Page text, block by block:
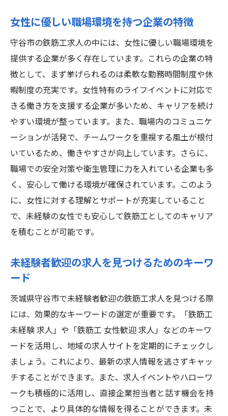
長期的なキャリアビジョンの描き方
守谷市での鉄筋工の将来性
女性歓迎の鉄筋工求人茨城県守谷市で未経験か
らの挑戦を応援
女性が安心して働ける職場の条件
守谷市の企業が提供するサポート制度
未経験からのスタートを支える企業風土
挑戦を後押しする職場の選び方
女性ならではの視点を活かした働き方
守谷市で女性が求める理想の職場
未経験者必見茨城県守谷市で鉄筋工として働く
ための求人情報
未経験者が注目すべき求人の特徴
守谷市の鉄筋工求人市場の現状分析
未経験者に嬉しい待遇を提供する企業
初めての鉄筋工求人応募に必要な準備
守谷市で安心して働くためのサポート体制
守谷市で鉄筋工の求人を探す未経験から始める
女性のために
初めての鉄筋工選びに役立つ情報
求人探しで重要なポイント
女性に優しい職場環境を持つ企業の特徴
守谷市の鉄筋工求人の中には、女性に優しい職場環境を
提供する企業が多く存在しています。これらの企業の特
徴として、まず挙げられるのは柔軟な勤務時間制度や休
暇制度の充実です。女性特有のライフイベントに対応で
きる働き方を支援する企業が多いため、キャリアを続け
やすい環境が整っています。また、職場内のコミュニケ
ーションが活発で、チームワークを重視する風土が根付
いているため、働きやすさが向上しています。さらに、
職場での安全対策や衛生管理に力を入れている企業も多
く、安心して働ける環境が確保されています。このよう
に、女性に対する理解とサポートが充実していること
で、未経験の女性でも安心して鉄筋工としてのキャリア
を積むことが可能です。
未経験者歓迎の求人を見つけるためのキーワ
ード
茨城県守谷市で未経験者歓迎の鉄筋工求人を見つける際
には、効果的なキーワードの選定が重要です。「鉄筋工
未経験 求人」や「鉄筋工 女性歓迎 求人」などのキーワ
ードを活用し、地域の求人サイトを定期的にチェックし
ましょう。これにより、最新の求人情報を逃さずキャッ
チすることができます。また、求人イベントやハローワ
ークも積極的に活用し、直接企業担当者と話す機会を持
つことで、より具体的な情報を得ることができます。未